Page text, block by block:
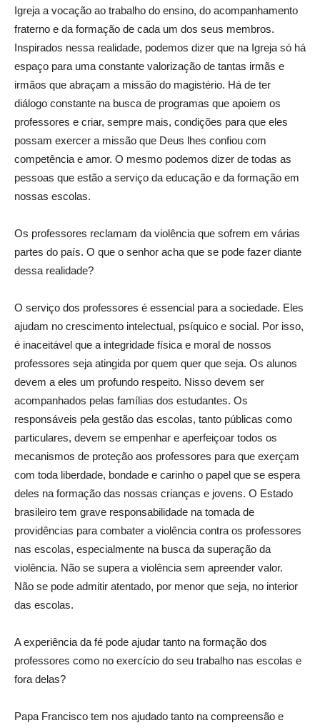
Igreja a vocação ao trabalho do ensino, do acompanhamento
fraterno e da formação de cada um dos seus membros.
Inspirados nessa realidade, podemos dizer que na Igreja só há
espaço para uma constante valorização de tantas irmãs e
irmãos que abraçam a missão do magistério. Há de ter
diálogo constante na busca de programas que apoiem os
professores e criar, sempre mais, condições para que eles
possam exercer a missão que Deus lhes confiou com
competência e amor. O mesmo podemos dizer de todas as
pessoas que estão a serviço da educação e da formação em
nossas escolas.
Os professores reclamam da violência que sofrem em várias
partes do país. O que o senhor acha que se pode fazer diante
dessa realidade?
O serviço dos professores é essencial para a sociedade. Eles
ajudam no crescimento intelectual, psíquico e social. Por isso,
é inaceitável que a integridade física e moral de nossos
professores seja atingida por quem quer que seja. Os alunos
devem a eles um profundo respeito. Nisso devem ser
acompanhados pelas famílias dos estudantes. Os
responsáveis pela gestão das escolas, tanto públicas como
particulares, devem se empenhar e aperfeiçoar todos os
mecanismos de proteção aos professores para que exerçam
com toda liberdade, bondade e carinho o papel que se espera
deles na formação das nossas crianças e jovens. O Estado
brasileiro tem grave responsabilidade na tomada de
providências para combater a violência contra os professores
nas escolas, especialmente na busca da superação da
violência. Não se supera a violência sem apreender valor.
Não se pode admitir atentado, por menor que seja, no interior
das escolas.
A experiência da fé pode ajudar tanto na formação dos
professores como no exercício do seu trabalho nas escolas e
fora delas?
Papa Francisco tem nos ajudado tanto na compreensão e